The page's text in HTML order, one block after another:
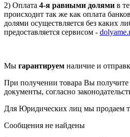
2) Оплата 4-я равными долями в
происходит так же как оплата
долями осуществляется без каких
предоставляется сервисом -
Мы гарантируем наличие и
При получении товара Вы получите
документы, согласно
Для Юридических лиц мы продаем
Сообщения не найдены